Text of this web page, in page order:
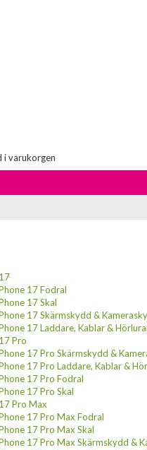
i varukorgen
17 Fodral
17 Skal
17 Skärmskydd &
17 Laddare, Kablar &
Pro
17 Pro Skärmskydd &
17 Pro Laddare, Kablar &
17 Pro Fodral
17 Pro Skal
Pro Max
17 Pro Max Fodral
17 Pro Max Skal
17 Pro Max Skärmskydd &